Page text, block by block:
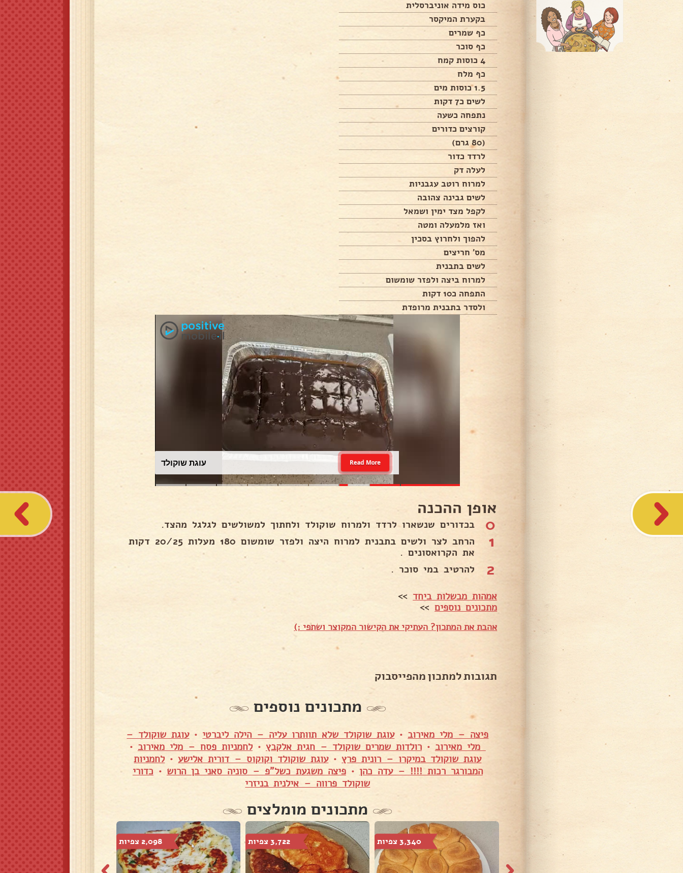
כוס מידה אוניברסלית
בקערת המיקסר
כף שמרים
כף סוכר
4 כוסות קמח
כף מלח
1.5 כוסות מים
לשים כ7 דקות
נתפחה כשעה
קורצים כדורים
(80 גרם)
לרדד כדור
לעלה דק
למרוח רוטב עגבניות
לשים גבינה צהובה
לקפל מצד ימין ושמאל
ואז מלמעלה ומטה
להפוך ולחרוץ בסכין
מס' חריצים
לשים בתבנית
למרוח ביצה ולפזר שומשום
התפחה כ10 דקות
ולסדר בתבנית מרופדת
עוגת שוקולד Read More
אופן ההכנה
0 בכדורים שנשארו לרדד ולמרוח שוקולד ולחתוך למשולשים לגלגל מהצד.
1
הרחב לצר ולשים בתבנית למרוח היצה ולפזר שומשום 180 מעלות 20/25 דקות
את הקרואסונים .
2 להרטיב במי סוכר .
אמהות מבשלות ביחד >>
מתכונים נוספים>>
אהבת את המתכון? העתיקי את הקישור המקוצר ושתפי :)
תגובות למתכון מהפייסבוק
מתכונים נוספים
פיצה – מלי מאירוב •עוגת שוקולד שלא תוותרו עליה – הילה ליברטי •עוגת שוקולד –
מלי מאירוב •רולדות שמרים שוקולד – חגית אלקבץ •לחמניות פסח – מלי מאירוב •
עוגת שוקולד במיקרו – רונית פרץ•עוגת שוקולד וקוקוס – דורית אלישע• לחמניות
המבורגר רכות !!!! – עדה כהן •פיצה משגעת כשל"פ – סוניה סאני בן הרוש • כדורי
שוקולד פרווה – אילנית בניזרי
מתכונים מומלצים
3,340 צפיות 3,722 צפיות 2,098 צפיות